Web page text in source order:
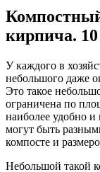
кирпича.
У каждого в
небольшого даже
Это такое
ограничена по
наиболее удобно
могут быть
компосте и
Небольшой такой